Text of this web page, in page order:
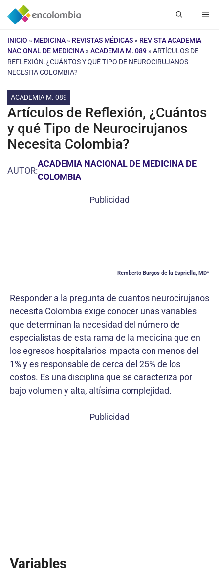
Saltar
INICIO » MEDICINA » REVISTAS MÉDICAS » REVISTA ACADEMIA
NACIONAL DE MEDICINA » ACADEMIA M. 089 » ARTÍCULOS DE
REFLEXIÓN, ¿CUÁNTOS Y QUÉ TIPO DE NEUROCIRUJANOS
NECESITA COLOMBIA?
ACADEMIA M. 089
Artículos de Reflexión, ¿Cuántos
y qué Tipo de Neurocirujanos
Necesita Colombia?
AUTOR:
ACADEMIA NACIONAL DE MEDICINA DE
COLOMBIA
Publicidad
Remberto Burgos de la Espriella, MD*
Responder a la pregunta de cuantos neurocirujanos
necesita Colombia exige conocer unas variables
que determinan la necesidad del número de
especialistas de esta rama de la medicina que en
los egresos hospitalarios impacta con menos del
1% y es responsable de cerca del 25% de los
costos. Es una disciplina que se caracteriza por
bajo volumen y alta, altísima complejidad.
Publicidad
Variables